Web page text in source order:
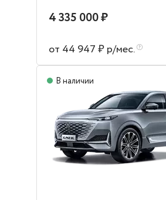
4 335 000 ₽
от 44 947 ₽ р/мес.
В наличии